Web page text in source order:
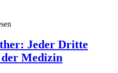
Jeder Dritte
Medizin